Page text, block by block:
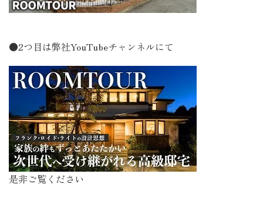
●2つ目は弊社YouTubeチャンネルにて
是非ご覧ください